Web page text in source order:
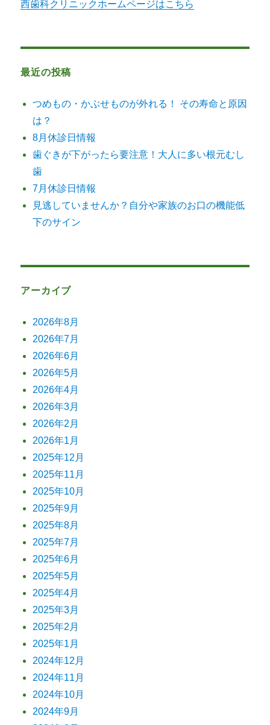
西歯科クリニックホームページはこちら
最近の投稿
つめもの・かぶせものが外れる！ その寿命と原因
は？
8月休診日情報
歯ぐきが下がったら要注意！大人に多い根元むし
歯
7月休診日情報
見逃していませんか？自分や家族のお口の機能低
下のサイン
アーカイブ
2026年8月
2026年7月
2026年6月
2026年5月
2026年4月
2026年3月
2026年2月
2026年1月
2025年12月
2025年11月
2025年10月
2025年9月
2025年8月
2025年7月
2025年6月
2025年5月
2025年4月
2025年3月
2025年2月
2025年1月
2024年12月
2024年11月
2024年10月
2024年9月